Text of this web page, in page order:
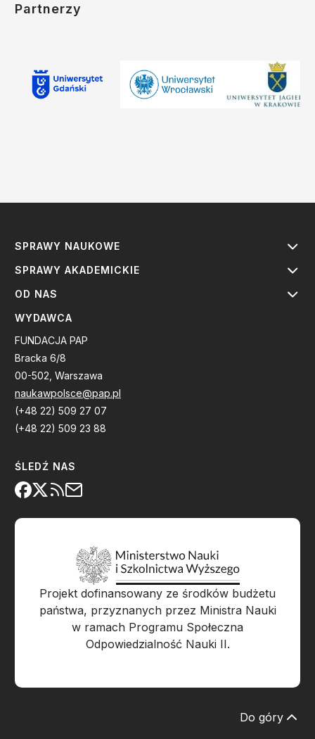
Partnerzy
SPRAWY NAUKOWE
SPRAWY AKADEMICKIE
OD NAS
WYDAWCA
FUNDACJA PAP
Bracka 6/8
00-502, Warszawa
naukawpolsce@pap.pl
(+48 22) 509 27 07
(+48 22) 509 23 88
ŚLEDŹ NAS
Projekt dofinansowany ze środków budżetu
państwa, przyznanych przez Ministra Nauki
w ramach Programu Społeczna
Odpowiedzialność Nauki II.
Do góry